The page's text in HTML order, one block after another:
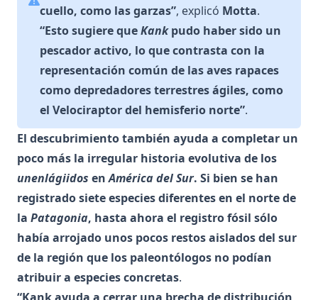
cuello, como las garzas”, explicó Motta.
“Esto sugiere queKankpudo haber sido un
pescador activo, lo que contrasta con la
representación común de las aves rapaces
como depredadores terrestres ágiles, como
el Velociraptor del hemisferio norte”.
El descubrimiento también ayuda a completar un
poco más la irregular historia evolutiva de los
unenlágiidos enAmérica del Sur. Si bien se han
registrado siete especies diferentes en el norte de
la Patagonia, hasta ahora el registro fósil sólo
había arrojado unos pocos restos aislados del sur
de la región que los paleontólogos no podían
atribuir a especies concretas.